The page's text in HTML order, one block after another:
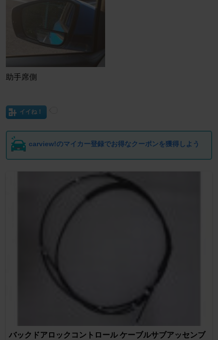
助手席側
イイね！
carview!のマイカー登録でお得なクーポンを獲得しよう
バックドアロックコントロール ケーブルサブアッセンブ